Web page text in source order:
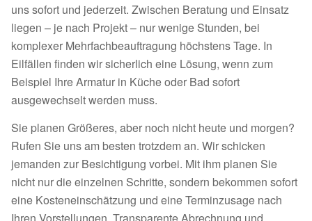
uns sofort und jederzeit. Zwischen Beratung und Einsatz
liegen – je nach Projekt – nur wenige Stunden, bei
komplexer Mehrfachbeauftragung höchstens Tage. In
Eilfällen finden wir sicherlich eine Lösung, wenn zum
Beispiel Ihre Armatur in Küche oder Bad sofort
ausgewechselt werden muss.
Sie planen Größeres, aber noch nicht heute und morgen?
Rufen Sie uns am besten trotzdem an. Wir schicken
jemanden zur Besichtigung vorbei. Mit ihm planen Sie
nicht nur die einzelnen Schritte, sondern bekommen sofort
eine Kosteneinschätzung und eine Terminzusage nach
Ihren Vorstellungen. Transparente Abrechnung und